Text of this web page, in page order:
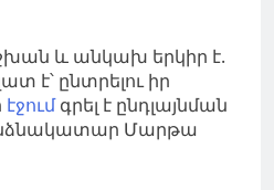
և անկախ երկիր է.
է՝ ընտրելու իր
էջումգրել է ընդլայնման
Մարթա